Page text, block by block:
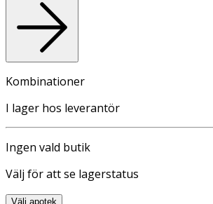
Kombinationer
I lager hos leverantör
Ingen vald butik
Välj för att se lagerstatus
Välj apotek